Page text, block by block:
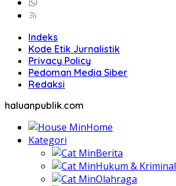
Indeks
Kode Etik Jurnalistik
Privacy Policy
Pedoman Media Siber
Redaksi
haluanpublik.com
Home
Kategori
Berita
Hukum & Kriminal
Olahraga